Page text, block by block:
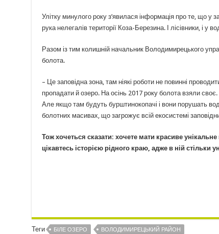
Улітку минулого року з’явилася інформація про те, що у
рука нелегалів території Коза-Березина. І лісівники, і у
Разом із тим колишній начальник Володимирецького
болота.
– Це заповідна зона, там ніякі роботи не повинні
пропадати й озеро. На осінь 2017 року болота взяли
Але якщо там будуть бурштинокопачі і вони порушать
болотних масивах, що загрожує всій екосистемі
Тож хочеться сказати: хочете мати красиве
цікавтесь історією рідного краю, адже в ній стільки
Теги БІЛЕ ОЗЕРО ВОЛОДИМИРЕЦЬКИЙ РАЙОН